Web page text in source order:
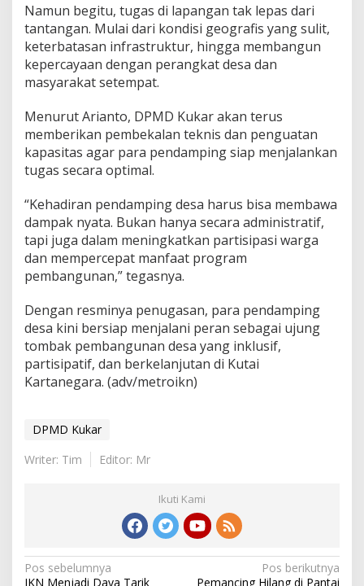
Namun begitu, tugas di lapangan tak lepas dari
tantangan. Mulai dari kondisi geografis yang sulit,
keterbatasan infrastruktur, hingga membangun
kepercayaan dengan perangkat desa dan
masyarakat setempat.
Menurut Arianto, DPMD Kukar akan terus
memberikan pembekalan teknis dan penguatan
kapasitas agar para pendamping siap menjalankan
tugas secara optimal.
“Kehadiran pendamping desa harus bisa membawa
dampak nyata. Bukan hanya secara administratif,
tapi juga dalam meningkatkan partisipasi warga
dan mempercepat manfaat program
pembangunan,” tegasnya.
Dengan resminya penugasan, para pendamping
desa kini bersiap menjalani peran sebagai ujung
tombak pembangunan desa yang inklusif,
partisipatif, dan berkelanjutan di Kutai
Kartanegara. (adv/metroikn)
DPMD Kukar
Writer: Tim
Editor: Mr
Ikuti Kami
Navigasi
Pos sebelumnya
IKN Menjadi Daya Tarik
Pos berikutnya
Pemancing Hilang di Pantai